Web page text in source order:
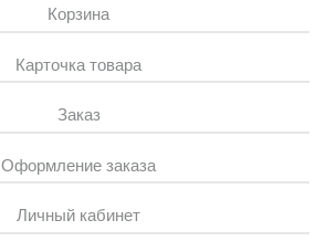
Корзина
Карточка товара
Заказ
Оформление заказа
Личный кабинет